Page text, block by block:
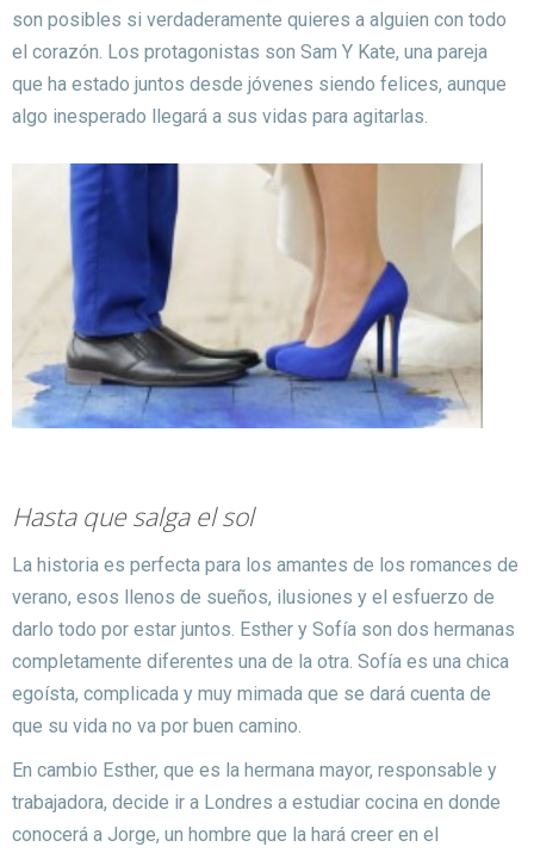
son posibles si verdaderamente quieres a alguien con todo
el corazón. Los protagonistas son Sam Y Kate, una pareja
que ha estado juntos desde jóvenes siendo felices, aunque
algo inesperado llegará a sus vidas para agitarlas.
Hasta que salga el sol
La historia es perfecta para los amantes de los romances de
verano, esos llenos de sueños, ilusiones y el esfuerzo de
darlo todo por estar juntos. Esther y Sofía son dos hermanas
completamente diferentes una de la otra. Sofía es una chica
egoísta, complicada y muy mimada que se dará cuenta de
que su vida no va por buen camino.
En cambio Esther, que es la hermana mayor, responsable y
trabajadora, decide ir a Londres a estudiar cocina en donde
conocerá a Jorge, un hombre que la hará creer en el